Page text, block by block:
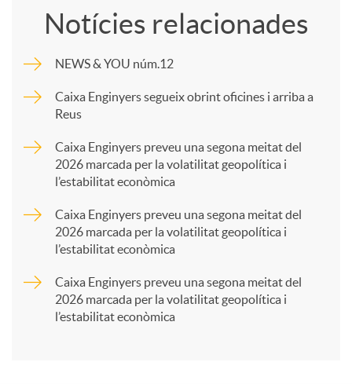
m
p
a
Notícies relacionades
NEWS & YOU núm.12
Caixa Enginyers segueix obrint oficines i arriba a
Reus
Caixa Enginyers preveu una segona meitat del
2026 marcada per la volatilitat geopolítica i
l’estabilitat econòmica
Caixa Enginyers preveu una segona meitat del
2026 marcada per la volatilitat geopolítica i
l’estabilitat econòmica
Caixa Enginyers preveu una segona meitat del
2026 marcada per la volatilitat geopolítica i
l’estabilitat econòmica